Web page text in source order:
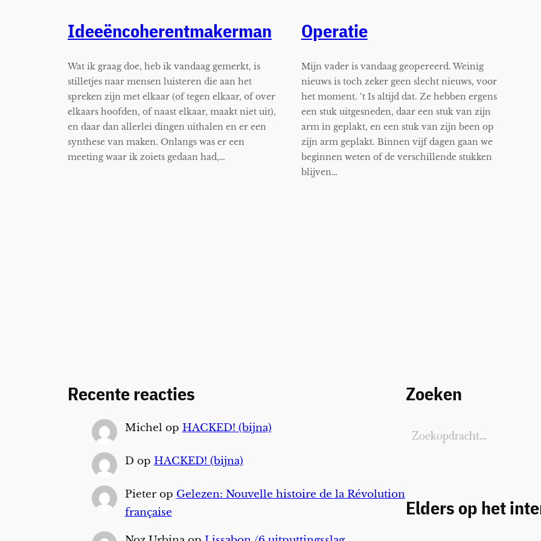
Ideeëncoherentmakerman
Wat ik graag doe, heb ik vandaag gemerkt, is
stilletjes naar mensen luisteren die aan het
spreken zijn met elkaar (of tegen elkaar, of over
elkaars hoofden, of naast elkaar, maakt niet uit),
en daar dan allerlei dingen uithalen en er een
synthese van maken. Onlangs was er een
meeting waar ik zoiets gedaan had,…
Operatie
Mijn vader is vandaag geopereerd. Weinig
nieuws is toch zeker geen slecht nieuws, voor
het moment. ‘t Is altijd dat. Ze hebben ergens
een stuk uitgesneden, daar een stuk van zijn
arm in geplakt, en een stuk van zijn been op
zijn arm geplakt. Binnen vijf dagen gaan we
beginnen weten of de verschillende stukken
blijven…
Recente reacties
Michel op HACKED! (bijna)
D op HACKED! (bijna)
Pieterop Gelezen: Nouvelle histoire de la Révolution
française
Zoeken
Elders op het